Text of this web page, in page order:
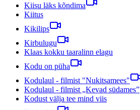
Kiisu läks kõndima
Kiitus
Kikilips
Kirbulugu
Klaas kokku taaralinn elagu
Kodu on püha
Kodulaul - filmist "Nukitsamees"
Kodulaul - filmist „Kevad südames”
Kodust välja tee mind viis